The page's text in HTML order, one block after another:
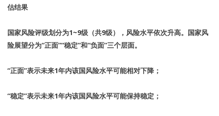
估结果
国家风险评级划分为1~9级（共9级），风险水平依次升高。 国家风
险展望分为“正面”“稳定”和“负面”三个层面。
“正面”表示未来1年内该国风险水平可能相对下降；
“稳定”表示未来1年内该国风险水平可能保持稳定；